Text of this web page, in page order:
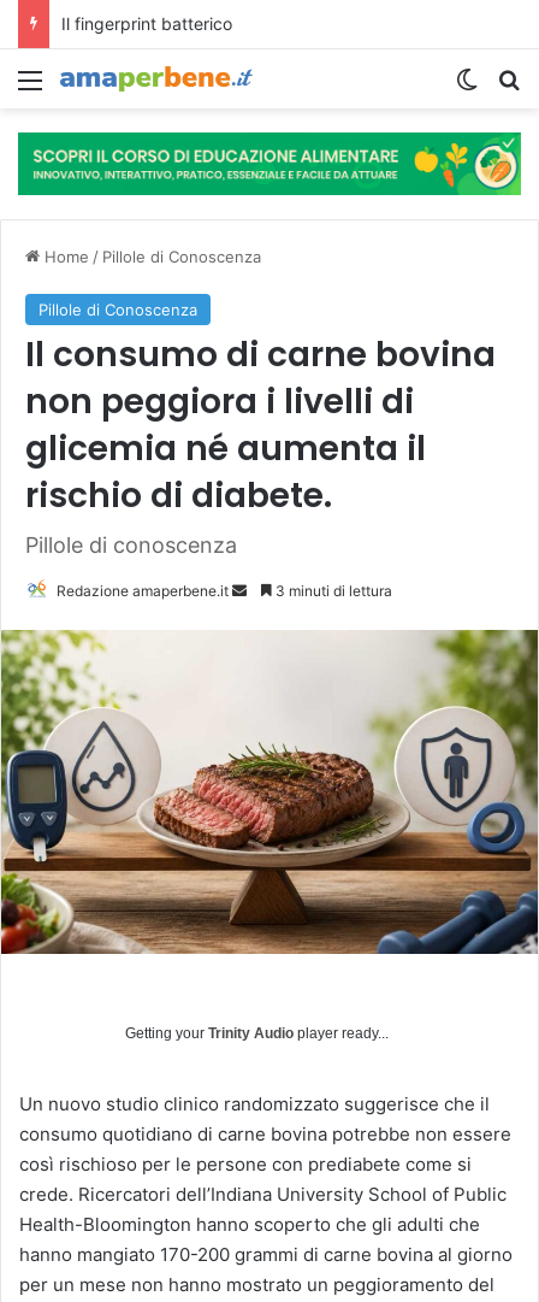
Menu
Home / Pillole di Conoscenza
Pillole di Conoscenza
Il consumo di carne bovina
non peggiora i livelli di
glicemia né aumenta il
rischio di diabete.
Pillole di conoscenza
Redazione amaperbene.it
n
'
e
m
a
l
3 minuti di lettura
Getting your Trinity Audio player ready...
Un nuovo studio clinico randomizzato suggerisce che il
consumo quotidiano di carne bovina potrebbe non essere
così rischioso per le persone con prediabete come si
crede. Ricercatori dell’Indiana University School of Public
Health-Bloomington hanno scoperto che gli adulti che
hanno mangiato 170-200 grammi di carne bovina al giorno
per un mese non hanno mostrato un peggioramento del